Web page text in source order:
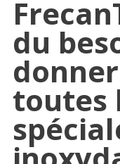
du
toutes